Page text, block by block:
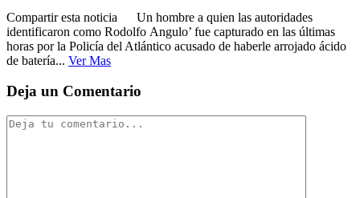
Compartir esta noticia Un hombre a quien las autoridades
identificaron como Rodolfo Angulo’ fue capturado en las últimas
horas por la Policía del Atlántico acusado de haberle arrojado ácido
de batería... Ver Mas
Deja un Comentario